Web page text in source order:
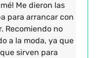
Me dieron las
para arrancar con
Recomiendo no
a la moda, ya que
sirven para